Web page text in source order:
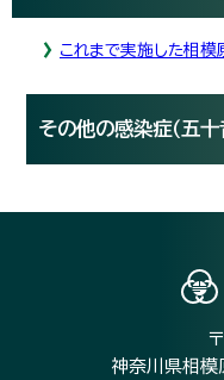
これまで実施した相
その他の感染症（五十
神奈川県相